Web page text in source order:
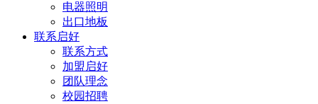
电器照明
出口地板
联系启好
联系方式
加盟启好
团队理念
校园招聘